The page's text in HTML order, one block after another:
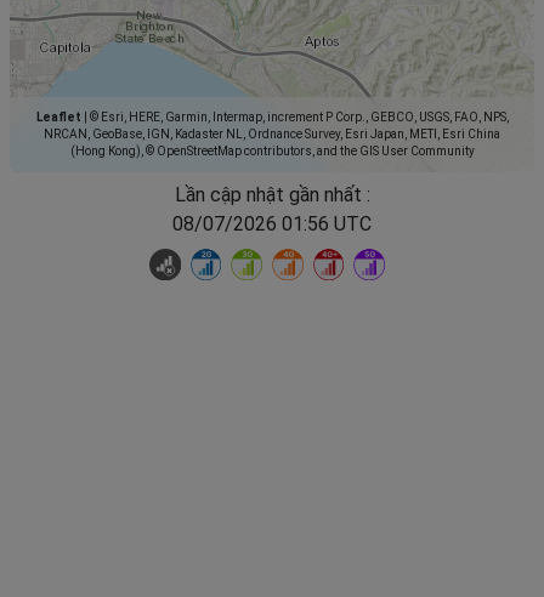
Leaflet
© Esri, HERE, Garmin, Intermap, increment P Corp., GEBCO, USGS, FAO, NPS,
NRCAN, GeoBase, IGN, Kadaster NL, Ordnance Survey, Esri Japan, METI, Esri China
(Hong Kong), © OpenStreetMap contributors, and the GIS User Community
Lần cập nhật gần nhất :
08/07/2026 01:56 UTC